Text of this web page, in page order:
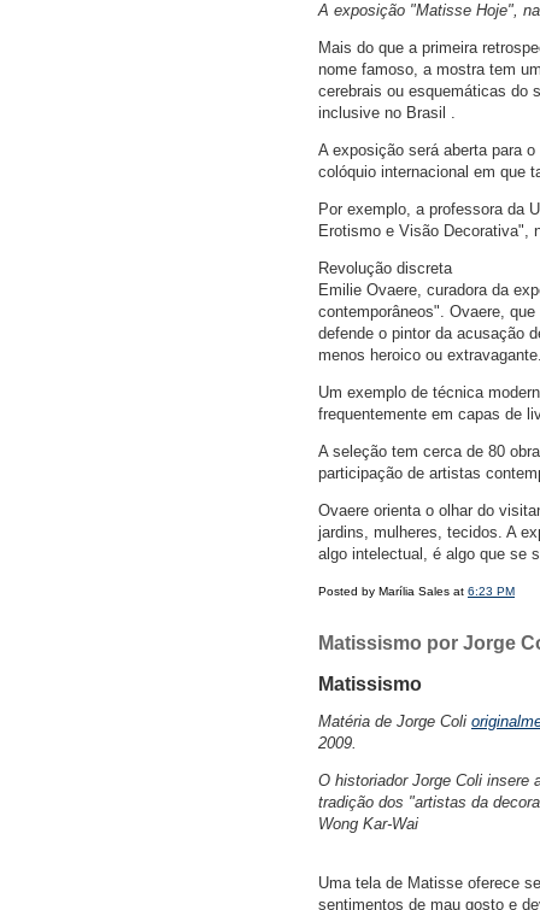
A exposição "Matisse Hoje",
Mais do que a primeira
nome famoso, a mostra tem
cerebrais ou esquemáticas do
inclusive no Brasil .
A exposição será aberta para
colóquio internacional em que
Por exemplo, a professora da
Erotismo e Visão Decorativa",
Revolução discreta
Emilie Ovaere, curadora da
contemporâneos". Ovaere,
defende o pintor da acusação
menos heroico ou
Um exemplo de técnica
frequentemente em capas de
A seleção tem cerca de 80
participação de artistas
Ovaere orienta o olhar do
jardins, mulheres, tecidos. A
algo intelectual, é algo que se
Posted by Marília Sales at 6:23 PM
Matissismo por Jorge
Matissismo
Matéria de Jorge Coli
2009.
O historiador Jorge Coli insere
tradição dos "artistas da
Wong Kar-Wai
Uma tela de Matisse oferece
sentimentos de mau gosto e